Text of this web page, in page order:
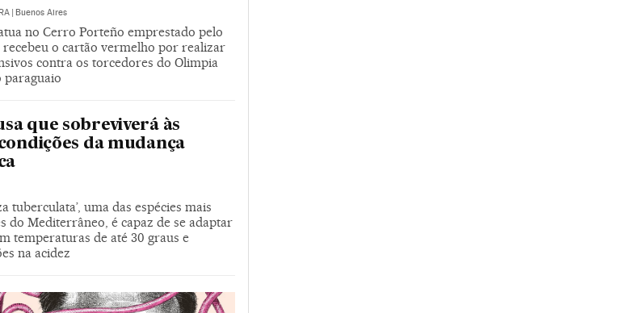
| Buenos Aires
no Cerro Porteño emprestado pelo
recebeu o cartão vermelho por realizar
contra os torcedores do Olimpia
paraguaio
que sobreviverá às
da mudança
tuberculata’, uma das espécies mais
do Mediterrâneo, é capaz de se adaptar
temperaturas de até 30 graus e
na acidez